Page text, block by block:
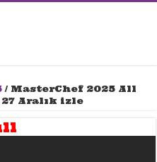
/ MasterChef 2025 All
Aralık izle